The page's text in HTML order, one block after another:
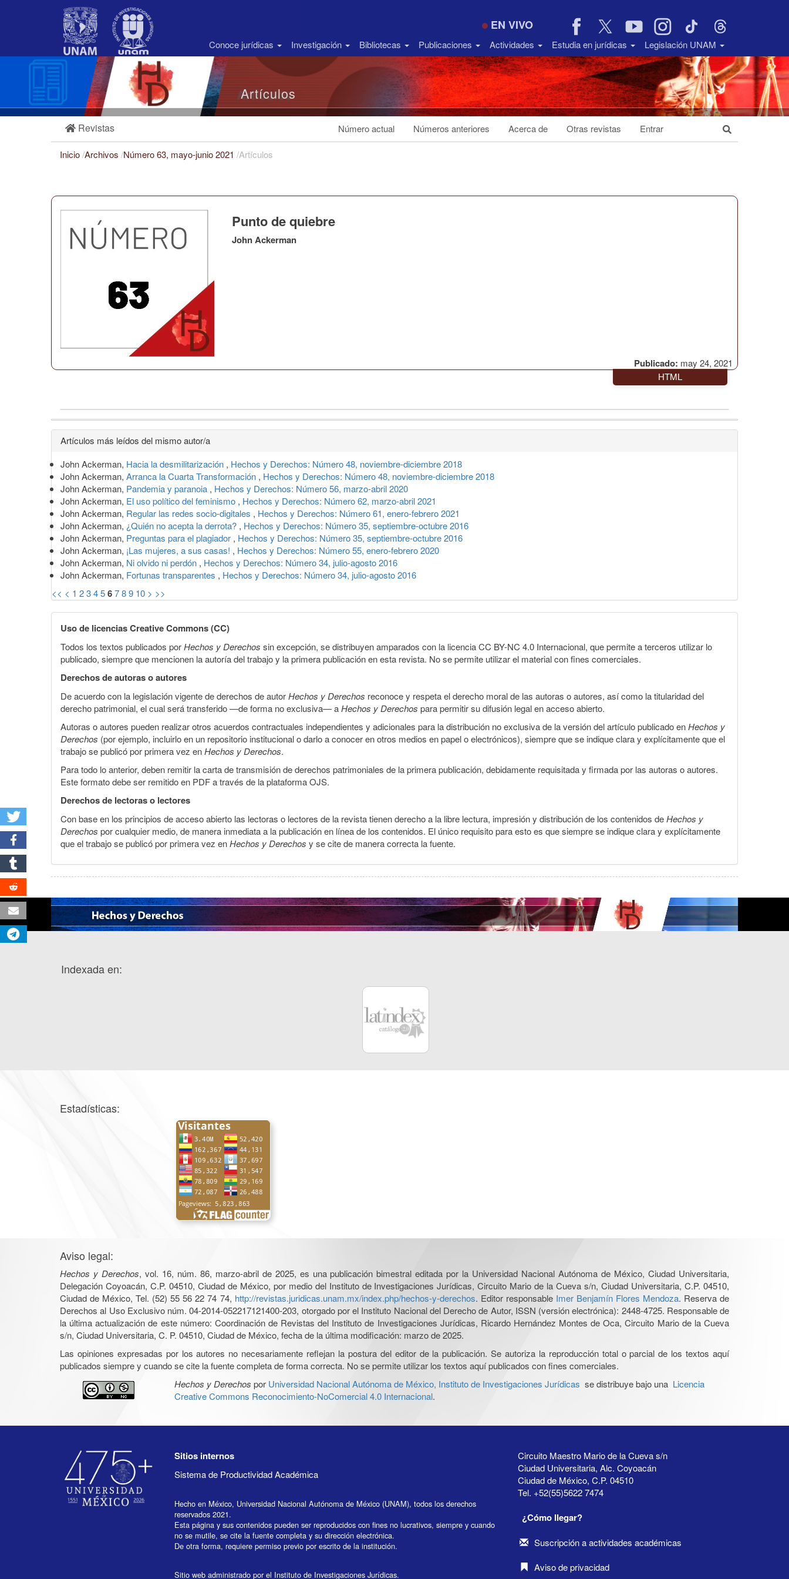
Barra
EN VIVO
Conoce jurídicas Investigación Bibliotecas Publicaciones Actividades Estudia en jurídicas Legislación UNAM
Artículos
Revistas Número actual Números anteriores Acerca de Otras revistas Entrar
Inicio/Archivos /Número 63, mayo-junio 2021 /Artículos
Publicado: may 24, 2021
Punto de quiebre
John Ackerman
HTML
Detalles
del
artículo
Artículos más leídos del mismo autor/a
John Ackerman, Hacia la desmilitarización , Hechos y Derechos: Número 48, noviembre-diciembre 2018
John Ackerman, Arranca la Cuarta Transformación , Hechos y Derechos: Número 48, noviembre-diciembre 2018
John Ackerman, Pandemia y paranoia , Hechos y Derechos: Número 56, marzo-abril 2020
John Ackerman, El uso político del feminismo , Hechos y Derechos: Número 62, marzo-abril 2021
John Ackerman, Regular las redes socio-digitales , Hechos y Derechos: Número 61, enero-febrero 2021
John Ackerman, ¿Quién no acepta la derrota? , Hechos y Derechos: Número 35, septiembre-octubre 2016
John Ackerman, Preguntas para el plagiador , Hechos y Derechos: Número 35, septiembre-octubre 2016
John Ackerman, ¡Las mujeres, a sus casas! , Hechos y Derechos: Número 55, enero-febrero 2020
John Ackerman, Ni olvido ni perdón , Hechos y Derechos: Número 34, julio-agosto 2016
John Ackerman, Fortunas transparentes , Hechos y Derechos: Número 34, julio-agosto 2016
<< < 1 23456789 10 > >>
Uso de licencias Creative Commons (CC)
Todos los textos publicados porHechos y Derechos sin excepción, se distribuyen amparados con la licencia CC BY-NC 4.0 Internacional, que permite a terceros utilizar lo
publicado, siempre que mencionen la autoría del trabajo y la primera publicación en esta revista. No se permite utilizar el material con fines comerciales.
Derechos de autoras o autores
De acuerdo con la legislación vigente de derechos de autorHechos y Derechos reconoce y respeta el derecho moral de las autoras o autores, así como la titularidad del
derecho patrimonial, el cual será transferido —de forma no exclusiva— aHechos y Derechos para permitir su difusión legal en acceso abierto.
Autoras o autores pueden realizar otros acuerdos contractuales independientes y adicionales para la distribución no exclusiva de la versión del artículo publicado enHechos y
Derechos (por ejemplo, incluirlo en un repositorio institucional o darlo a conocer en otros medios en papel o electrónicos), siempre que se indique clara y explícitamente que el
trabajo se publicó por primera vez enHechos y Derechos.
Para todo lo anterior, deben remitir la carta de transmisión de derechos patrimoniales de la primera publicación, debidamente requisitada y firmada por las autoras o autores.
Este formato debe ser remitido en PDF a través de la plataforma OJS.
Derechos de lectoras o lectores
Con base en los principios de acceso abierto las lectoras o lectores de la revista tienen derecho a la libre lectura, impresión y distribución de los contenidos deHechos y
Derechos por cualquier medio, de manera inmediata a la publicación en línea de los contenidos. El único requisito para esto es que siempre se indique clara y explícitamente
que el trabajo se publicó por primera vez enHechos y Derechos y se cite de manera correcta la fuente.
Indexada en:
Estadísticas:
Aviso legal:
Hechos y Derechos, vol. 16, núm. 86, marzo-abril de 2025, es una publicación bimestral editada por la Universidad Nacional Autónoma de México, Ciudad Universitaria,
Delegación Coyoacán, C.P. 04510, Ciudad de México, por medio del Instituto de Investigaciones Jurídicas, Circuito Mario de la Cueva s/n, Ciudad Universitaria, C.P. 04510,
Ciudad de México, Tel. (52) 55 56 22 74 74, http://revistas.juridicas.unam.mx/index.php/hechos-y-derechos. Editor responsable Imer Benjamín Flores Mendoza. Reserva de
Derechos al Uso Exclusivo núm. 04-2014-052217121400-203, otorgado por el Instituto Nacional del Derecho de Autor, ISSN (versión electrónica): 2448-4725. Responsable de
la última actualización de este número: Coordinación de Revistas del Instituto de Investigaciones Jurídicas, Ricardo Hernández Montes de Oca, Circuito Mario de la Cueva
s/n, Ciudad Universitaria, C. P. 04510, Ciudad de México, fecha de la última modificación: marzo de 2025.
Las opiniones expresadas por los autores no necesariamente reflejan la postura del editor de la publicación. Se autoriza la reproducción total o parcial de los textos aquí
publicados siempre y cuando se cite la fuente completa de forma correcta. No se permite utilizar los textos aquí publicados con fines comerciales.
Hechos y Derechos por Universidad Nacional Autónoma de México, Instituto de Investigaciones Jurídicas se distribuye bajo una Licencia
Creative Commons Reconocimiento-NoComercial 4.0 Internacional.
Sitios internos
Sistema de Productividad Académica
Hecho en México, Universidad Nacional Autónoma de México (UNAM), todos los derechos
reservados 2021.
Esta página y sus contenidos pueden ser reproducidos con fines no lucrativos, siempre y cuando
no se mutile, se cite la fuente completa y su dirección electrónica.
De otra forma, requiere permiso previo por escrito de la institución.
Sitio web administrado por el Instituto de Investigaciones Jurídicas.
Circuito Maestro Mario de la Cueva s/n
Ciudad Universitaria, Alc. Coyoacán
Ciudad de México, C.P. 04510
Tel. +52(55)5622 7474
¿Cómo llegar?
Suscripción a actividades académicas
Aviso de privacidad